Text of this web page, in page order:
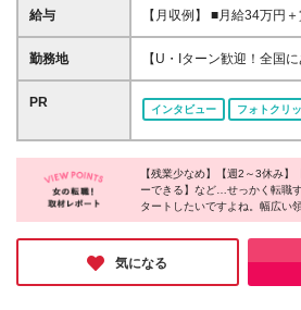
歓迎 ◆第二新卒も歓迎 ◆学歴不問 ≪こ
ンドや情報発信が好きな
☆販売だけでなく幅広い
を一緒に見つけていきまし
給与
【月収例】 ■月給34万円
支給／マネージャーの場
＋残業代100%支給／リー
円＋賞与年2回＋残業手
り。試用期間中、雇用形
ません
勤務地
【U・Iターン歓迎！全国
務】 ★希望勤務地への配
当店舗（小売店・商業施設
駅チカ／人気エリア／ショ
ット・百貨店／主要駅か
～勤務地は下記いずれかとなります
北】 北海道、青森、岩手
【関東】 茨城、栃木、群
奈川 【中部】 富山、石川、福井、新潟、山梨、長
大阪、兵庫、奈良、和歌山 【中国】 鳥取、島根、岡
山、広島、山口、徳島、香川、
PR
インタビュー フォトクリ
【残業少なめ】【週2～3休み】
ーできる】など…せっかく転職
タートしたいですよね。幅広い
る同社では、充実した休日休暇
すい環境を作っているのだとか
としての安定性も同社の魅力。
たりではないでしょうか。
気になる